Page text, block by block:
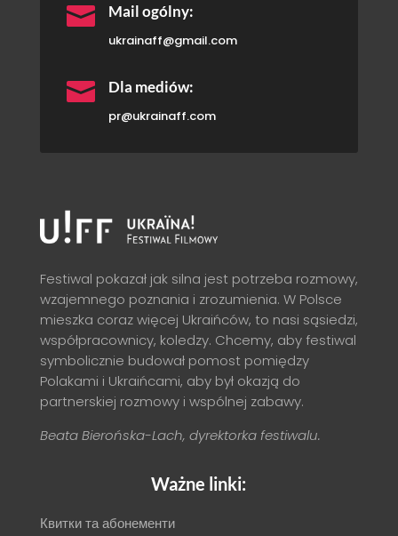
 Mail ogólny:
ukrainaff@gmail.com
 Dla mediów:
pr@ukrainaff.com
Festiwal pokazał jak silna jest potrzeba rozmowy,
wzajemnego poznania i zrozumienia. W Polsce
mieszka coraz więcej Ukraińców, to nasi sąsiedzi,
współpracownicy, koledzy. Chcemy, aby festiwal
symbolicznie budował pomost pomiędzy
Polakami i Ukraińcami, aby był okazją do
partnerskiej rozmowy i wspólnej zabawy.
Beata Bierońska-Lach, dyrektorka festiwalu.
Ważne linki:
Квитки та абонементи